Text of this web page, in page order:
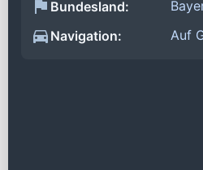
Bundesland:
Navigation:
Auf